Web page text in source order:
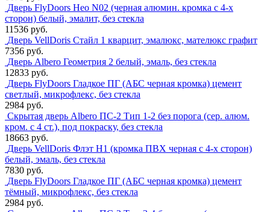
Дверь FlyDoors Нео N02 (черная алюмин. кромка с 4-х
сторон) белый, эмалит, без стекла
11536 руб.
Дверь VellDoris Стайл 1 кварцит, эмалюкс, мателюкс графит
7356 руб.
Дверь Albero Геометрия 2 белый, эмаль, без стекла
12833 руб.
Дверь FlyDoors Гладкое ПГ (АБС черная кромка) цемент
светлый, микрофлекс, без стекла
2984 руб.
Скрытая дверь Albero ПС-2 Тип 1-2 без порога (сер. алюм.
кром. с 4 ст.), под покраску, без стекла
18663 руб.
Дверь VellDoris Флэт H1 (кромка ПВХ черная с 4-х сторон)
белый, эмаль, без стекла
7830 руб.
Дверь FlyDoors Гладкое ПГ (АБС черная кромка) цемент
тёмный, микрофлекс, без стекла
2984 руб.